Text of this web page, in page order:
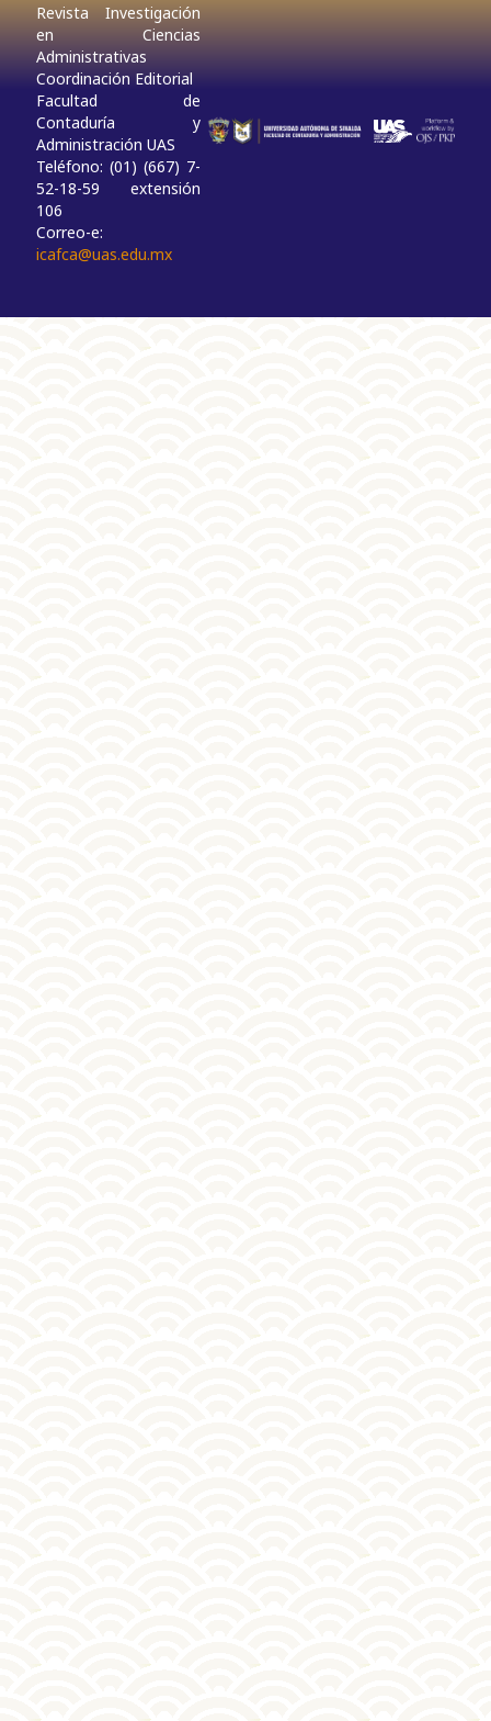
Revista Investigación
en Ciencias
Administrativas
Coordinación Editorial
Facultad de
Contaduría y
Administración UAS
Teléfono: (01) (667) 7-
52-18-59 extensión
106
Correo-e:
icafca@uas.edu.mx